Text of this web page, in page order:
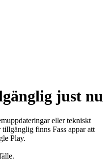
just nu
eller tekniskt
tillgänglig finns Fass appar att
Play.